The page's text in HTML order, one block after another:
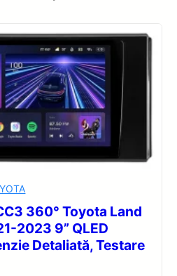
360° Toyota Land
2023 9” QLED
Detaliată, Testare